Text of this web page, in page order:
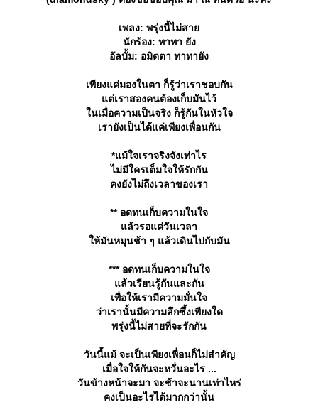
เพลง: พรุ่งนี้ไม่สา
นักร้อง: ทาทา ยัง
อัลบั้ม: อมิตตา ทาทายัง
เพียงแค่มองในตา ก็รู้ว่าเราชอบกัน
ต่เราสองคนต้องเก็บมันไว้
นเมื่อความเป็นจริง ก็รู้กันในหัวใจ
เรายังเป็นได้แค่เพียงเพื่อนกัน
*แม้ใจเราจริงจังเท่าไร
ไม่มีใครเต็มใจให้รักกัน
คงยังไม่ถึงเวลาของเรา
** อดทนเก็บความในใจ
ล้วรอแค่วันเวลา
ห้มันหมุนช้า ๆ แล้วเดินไปกับมัน
*** อดทนเก็บความในใจ
ล้วเรียนรู้กันและกัน
เพื่อให้เรามีความมั่นใจ
ว่าเรานั้นมีความลึกซึ้งเพียงใด
พรุ่งนี้ไม่สายที่จะรักกัน
วันนี้แม้ จะเป็นเพียงเพื่อนก็ไม่สำคัญ
เมื่อใจให้กันจะหวั่นอะไร ...
วันข้างหน้าจะมา จะช้าจะนานเท่าไหร่
คงเป็นอะไรได้มากกว่านั้น